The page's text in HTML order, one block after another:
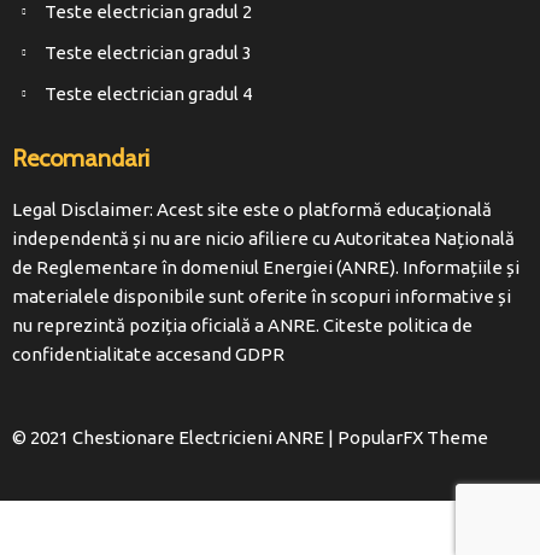
Teste electrician gradul 2
Teste electrician gradul 3
Teste electrician gradul 4
Recomandari
Legal Disclaimer: Acest site este o platformă educațională
independentă și nu are nicio afiliere cu Autoritatea Națională
de Reglementare în domeniul Energiei (ANRE). Informațiile și
materialele disponibile sunt oferite în scopuri informative și
nu reprezintă poziția oficială a ANRE. Citeste politica de
confidentialitate accesand GDPR
© 2021 Chestionare Electricieni ANRE | PopularFX Theme